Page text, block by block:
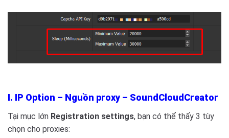
I. IP Option – Nguồn proxy – SoundCloudCreator
Tại mục lớn Registration settings, bạn có thể thấy 3 tùy
chọn cho proxies: